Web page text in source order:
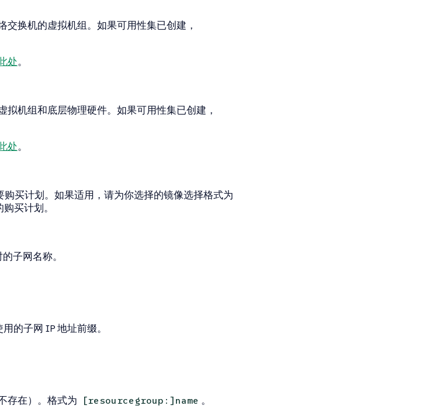
交换机的虚拟机组。如果可用性集已创建，
处。
拟机组和底层物理硬件。如果可用性集已创建，
处。
购买计划。如果适用，请为你选择的镜像选择格式为
购买计划。
子网名称。
的子网 IP 地址前缀。
存在）。格式为 [resourcegroup:]name 。